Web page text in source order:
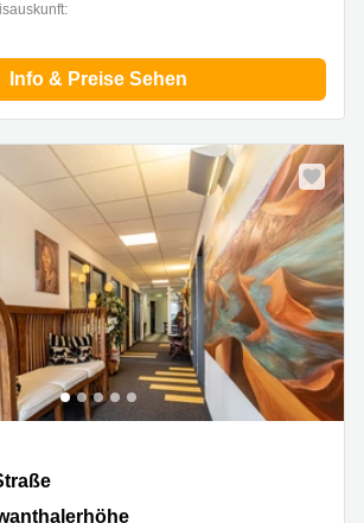
Info & Preise Sehen
155, München Schwanthalerhöhe